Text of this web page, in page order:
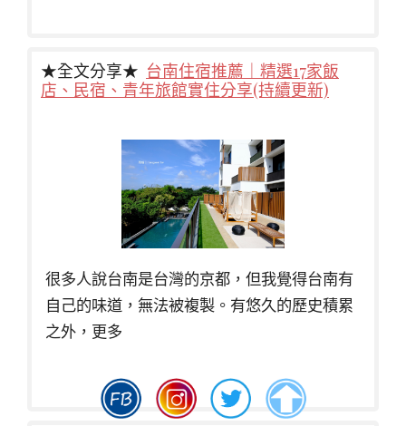
★全文分享★ 台南住宿推薦｜精選17家飯
店、民宿、青年旅館實住分享(持續更新)
很多人說台南是台灣的京都，但我覺得台南有
自己的味道，無法被複製。有悠久的歷史積累
之外，更多